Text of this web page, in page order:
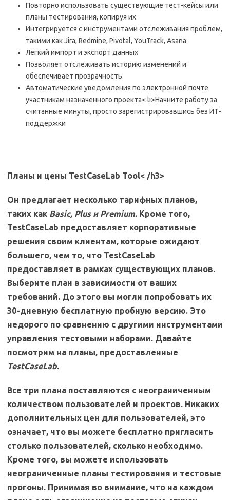
Повторно использовать существующие тест-кейсы или
планы тестирования, копируя их
Интегрируется с инструментами отслеживания проблем,
такими как Jira, Redmine, Pivotal, YouTrack, Asana
Легкий импорт и экспорт данных
Позволяет отслеживать историю изменений и
обеспечивает прозрачность
Автоматические уведомления по электронной почте
участникам назначенного проекта< li>Начните работу за
считанные минуты, просто зарегистрировавшись без ИТ-
поддержки
Планы и цены TestCaseLab Tool< /h3>
Он предлагает несколько тарифных планов,
таких как Basic, Plus и Premium. Кроме того,
TestCaseLab предоставляет корпоративные
решения своим клиентам, которые ожидают
большего, чем то, что TestCaseLab
предоставляет в рамках существующих планов.
Выберите план в зависимости от ваших
требований. До этого вы могли попробовать их
30-дневную бесплатную пробную версию. Это
недорого по сравнению с другими инструментами
управления тестовыми наборами. Давайте
посмотрим на планы, предоставленные
TestCaseLab.
Все три плана поставляются с неограниченным
количеством пользователей и проектов. Никаких
дополнительных цен для пользователей, это
означает, что вы можете бесплатно пригласить
столько пользователей, сколько необходимо.
Кроме того, вы можете использовать
неограниченные планы тестирования и тестовые
прогоны. Принимая во внимание, что на каждом